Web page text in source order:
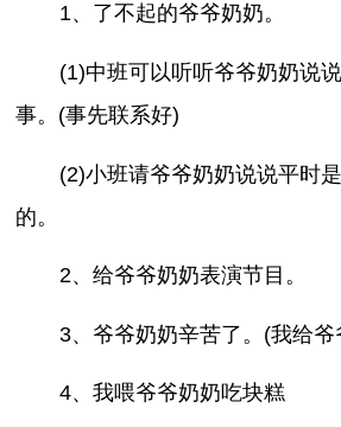
1、了不起的爷爷奶奶。
(1)中班可以听听爷爷奶奶说
事。(事先联系好)
(2)小班请爷爷奶奶说说平时
的。
2、给爷爷奶奶表演节目。
3、爷爷奶奶辛苦了。(我给
4、我喂爷爷奶奶吃块糕